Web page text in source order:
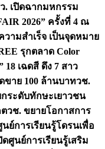
. เปิดฉากมหกรรม
2026” ครั้งที่ 4 ณ
ามสำเร็จ เป็นจุดหมาย
รุกตลาด Color
18 เฉดสี ดึง 7 สาว
ขาย 100 ล้านบาทวช.
ระดับทักษะเยาวชน
วช. ขยายโอกาสการ
ย์การเรียนรู้โดรนเพื่อ
ดศูนย์การเรียนรู้เสริม